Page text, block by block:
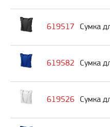
619517 Сумка
619582 Сумка
619526 Сумка